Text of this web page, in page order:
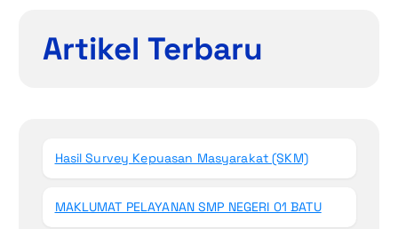
Artikel Terbaru
Hasil Survey Kepuasan Masyarakat (SKM)
MAKLUMAT PELAYANAN SMP NEGERI 01 BATU